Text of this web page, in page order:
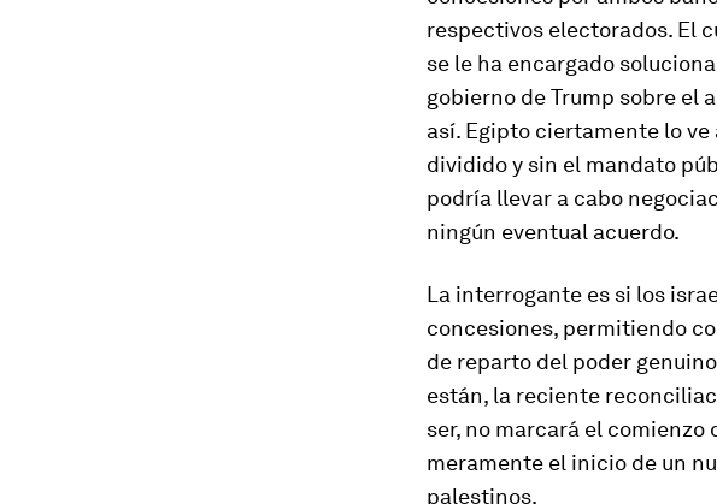
respectivos electorados. El
se le ha encargado
gobierno de Trump sobre el
así. Egipto ciertamente lo
dividido y sin el mandato
podría llevar a cabo
ningún eventual acuerdo.
La interrogante es si los
concesiones, permitiendo
de reparto del poder
están, la reciente
ser, no marcará el
meramente el inicio de un
palestinos.